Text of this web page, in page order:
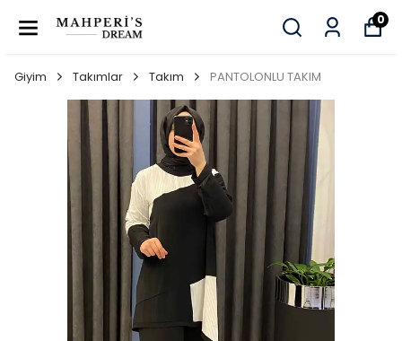
0
Giyim Takımlar Takım PANTOLONLU TAKIM